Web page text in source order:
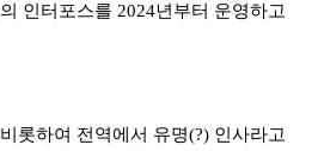
인터포스를 2024년부터 운영하고
롯하여 전역에서 유명(?) 인사라고